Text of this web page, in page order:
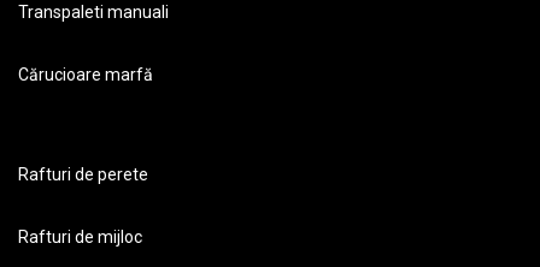
Transpaleti manuali
Cărucioare marfă
Rafturi de perete
Rafturi de mijloc